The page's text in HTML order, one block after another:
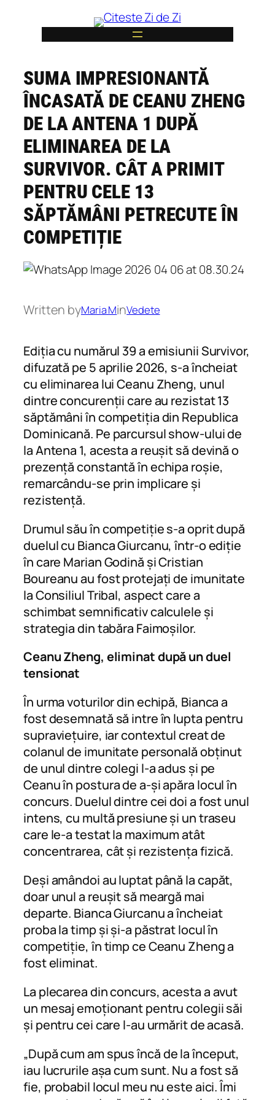
content
SUMA IMPRESIONANTĂ
ÎNCASATĂ DE CEANU ZHENG
DE LA ANTENA 1 DUPĂ
ELIMINAREA DE LA
SURVIVOR. CÂT A PRIMIT
PENTRU CELE 13
SĂPTĂMÂNI PETRECUTE ÎN
COMPETIȚIE
Written byMaria MinVedete
Ediția cu numărul 39 a emisiunii Survivor,
difuzată pe 5 aprilie 2026, s-a încheiat
cu eliminarea lui Ceanu Zheng, unul
dintre concurenții care au rezistat 13
săptămâni în competiția din Republica
Dominicană. Pe parcursul show-ului de
la Antena 1, acesta a reușit să devină o
prezență constantă în echipa roșie,
remarcându-se prin implicare și
rezistență.
Drumul său în competiție s-a oprit după
duelul cu Bianca Giurcanu, într-o ediție
în care Marian Godină și Cristian
Boureanu au fost protejați de imunitate
la Consiliul Tribal, aspect care a
schimbat semnificativ calculele și
strategia din tabăra Faimoșilor.
Ceanu Zheng, eliminat după un duel
tensionat
În urma voturilor din echipă, Bianca a
fost desemnată să intre în lupta pentru
supraviețuire, iar contextul creat de
colanul de imunitate personală obținut
de unul dintre colegi l-a adus și pe
Ceanu în postura de a-și apăra locul în
concurs. Duelul dintre cei doi a fost unul
intens, cu multă presiune și un traseu
care le-a testat la maximum atât
concentrarea, cât și rezistența fizică.
Deși amândoi au luptat până la capăt,
doar unul a reușit să meargă mai
departe. Bianca Giurcanu a încheiat
proba la timp și și-a păstrat locul în
competiție, în timp ce Ceanu Zheng a
fost eliminat.
La plecarea din concurs, acesta a avut
un mesaj emoționant pentru colegii săi
și pentru cei care l-au urmărit de acasă.
„După cum am spus încă de la început,
iau lucrurile așa cum sunt. Nu a fost să
fie, probabil locul meu nu este aici. Îmi
6